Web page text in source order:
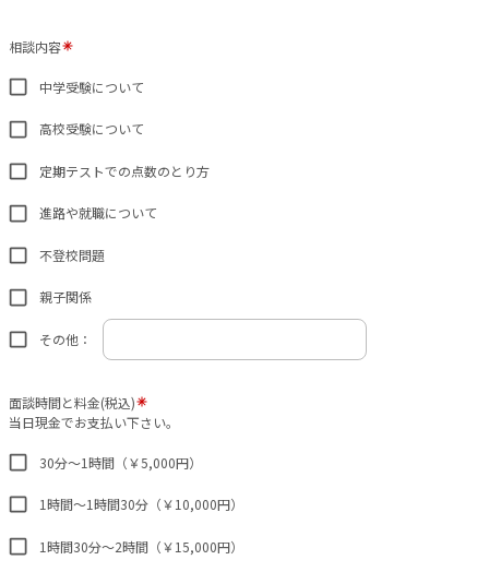
相談内容
中学受験について
高校受験について
定期テストでの点数のとり方
進路や就職について
不登校問題
親子関係
その他：
面談時間と料金(税込)
当日現金でお支払い下さい。
30分～1時間（￥5,000円）
1時間～1時間30分（￥10,000円）
1時間30分～2時間（￥15,000円）